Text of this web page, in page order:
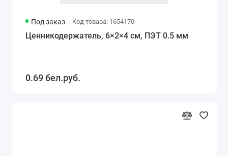
Под заказ Код товара: 1654170
Ценникодержатель, 6×2×4 см, ПЭТ 0.5 мм
0.69 бел.руб.